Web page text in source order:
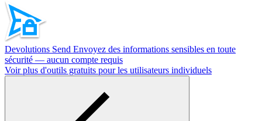
Devolutions Send Envoyez des informations sensibles en toute
sécurité — aucun compte requis
Voir plus d'outils gratuits pour les utilisateurs individuels